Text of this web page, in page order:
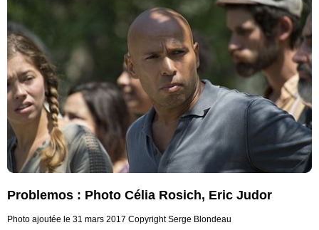
Problemos : Photo Célia Rosich, Eric Judor
Photo ajoutée le 31 mars 2017 Copyright Serge Blondeau